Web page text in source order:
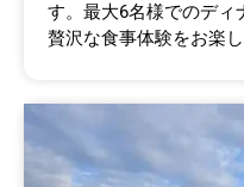
す。最大6名様でのディ
贅沢な食事体験をお楽